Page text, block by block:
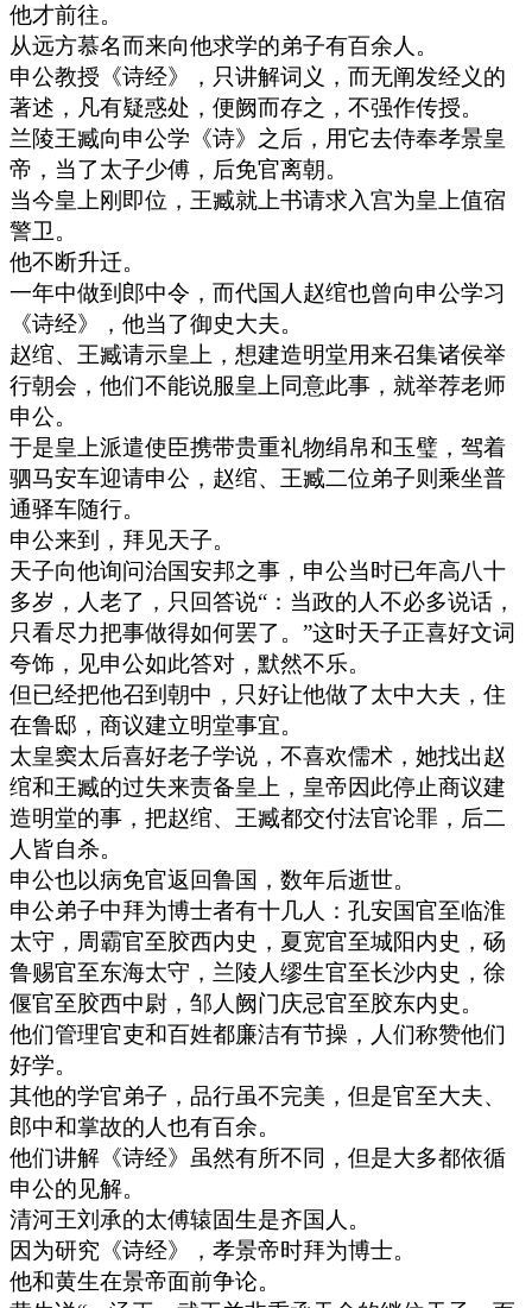
他才前往。
从远方慕名而来向他求学的弟子有百余人。
申公教授《诗经》，只讲解词义，而无阐发经义的
著述，凡有疑惑处，便阙而存之，不强作传授。
兰陵王臧向申公学《诗》之后，用它去侍奉孝景皇
帝，当了太子少傅，后免官离朝。
当今皇上刚即位，王臧就上书请求入宫为皇上值宿
警卫。
他不断升迁。
一年中做到郎中令，而代国人赵绾也曾向申公学习
《诗经》，他当了御史大夫。
赵绾、王臧请示皇上，想建造明堂用来召集诸侯举
行朝会，他们不能说服皇上同意此事，就举荐老师
申公。
于是皇上派遣使臣携带贵重礼物绢帛和玉璧，驾着
驷马安车迎请申公，赵绾、王臧二位弟子则乘坐普
通驿车随行。
申公来到，拜见天子。
天子向他询问治国安邦之事，申公当时已年高八十
多岁，人老了，只回答说“：当政的人不必多说话，
只看尽力把事做得如何罢了。”这时天子正喜好文词
夸饰，见申公如此答对，默然不乐。
但已经把他召到朝中，只好让他做了太中大夫，住
在鲁邸，商议建立明堂事宜。
太皇窦太后喜好老子学说，不喜欢儒术，她找出赵
绾和王臧的过失来责备皇上，皇帝因此停止商议建
造明堂的事，把赵绾、王臧都交付法官论罪，后二
人皆自杀。
申公也以病免官返回鲁国，数年后逝世。
申公弟子中拜为博士者有十几人：孔安国官至临淮
太守，周霸官至胶西内史，夏宽官至城阳内史，砀
鲁赐官至东海太守，兰陵人缪生官至长沙内史，徐
偃官至胶西中尉，邹人阙门庆忌官至胶东内史。
他们管理官吏和百姓都廉洁有节操，人们称赞他们
好学。
其他的学官弟子，品行虽不完美，但是官至大夫、
郎中和掌故的人也有百余。
他们讲解《诗经》虽然有所不同，但是大多都依循
申公的见解。
清河王刘承的太傅辕固生是齐国人。
因为研究《诗经》，孝景帝时拜为博士。
他和黄生在景帝面前争论。